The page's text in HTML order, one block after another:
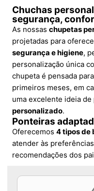
Chuchas
segurança,
As nossas chupetas
projetadas para
segurança e higiene,
personalização única
chupeta é pensada
primeiros meses, em
uma excelente ideia de
personalizado.
Ponteiras
Oferecemos 4 tipos de
atender às
recomendações dos